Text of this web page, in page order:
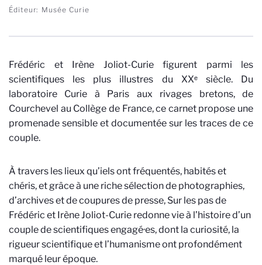
Éditeur Musée Curie
Frédéric et Irène Joliot-Curie figurent parmi les
scientifiques les plus illustres du XXᵉ siècle. Du
laboratoire Curie à Paris aux rivages bretons, de
Courchevel au Collège de France, ce carnet propose une
promenade sensible et documentée sur les traces de ce
couple.
À travers les lieux qu’iels ont fréquentés, habités et
chéris, et grâce à une riche sélection de photographies,
d’archives et de coupures de presse, Sur les pas de
Frédéric et Irène Joliot-Curie redonne vie à l’histoire d’un
couple de scientifiques engagé·es, dont la curiosité, la
rigueur scientifique et l’humanisme ont profondément
marqué leur époque.